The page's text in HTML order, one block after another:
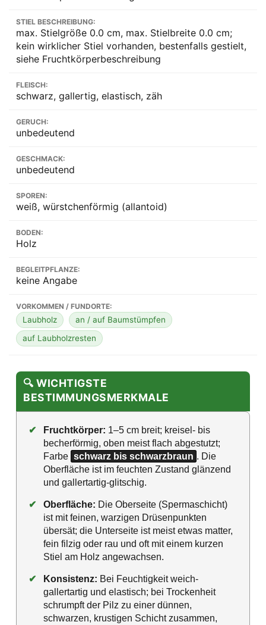
STIEL BESCHREIBUNG:
max. Stielgröße 0.0 cm, max. Stielbreite 0.0 cm;
kein wirklicher Stiel vorhanden, bestenfalls gestielt,
siehe Fruchtkörperbeschreibung
FLEISCH:
schwarz, gallertig, elastisch, zäh
GERUCH:
unbedeutend
GESCHMACK:
unbedeutend
SPOREN:
weiß, würstchenförmig (allantoid)
BODEN:
Holz
BEGLEITPFLANZE:
keine Angabe
VORKOMMEN / FUNDORTE:
Laubholz
an / auf Baumstümpfen
auf Laubholzresten
🔍 WICHTIGSTE
BESTIMMUNGSMERKMALE
✔ Fruchtkörper: 1–5 cm breit; kreisel- bis
becherförmig, oben meist flach abgestutzt;
Farbe schwarz bis schwarzbraun . Die
Oberfläche ist im feuchten Zustand glänzend
und gallertartig-glitschig.
✔ Oberfläche: Die Oberseite (Spermaschicht)
ist mit feinen, warzigen Drüsenpunkten
übersät; die Unterseite ist meist etwas matter,
fein filzig oder rau und oft mit einem kurzen
Stiel am Holz angewachsen.
✔ Konsistenz: Bei Feuchtigkeit weich-
gallertartig und elastisch; bei Trockenheit
schrumpft der Pilz zu einer dünnen,
schwarzen, krustigen Schicht zusammen,